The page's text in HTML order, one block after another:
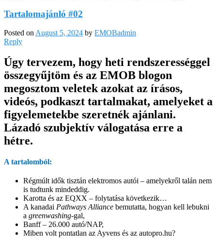
Tartalomajánló #02
Posted on August 5, 2024 by EMOBadmin
Reply
Úgy tervezem, hogy heti rendszerességgel
összegyűjtöm és az EMOB blogon
megosztom veletek azokat az írásos,
videós, podkaszt tartalmakat, amelyeket a
figyelemetekbe szeretnék ajánlani.
Lázadó szubjektív válogatása erre a
hétre.
A tartalomból:
Régmúlt idők tisztán elektromos autói – amelyekről talán nem
is tudtunk mindeddig.
Karotta és az EQXX – folytatása következik…
A kanadai Pathways Alliance bemutatta, hogyan kell lebukni
a greenwashing-gal,
Banff – 26.000 autó/NAP,
Miben volt pontatlan az Ayvens és az autopro.hu?